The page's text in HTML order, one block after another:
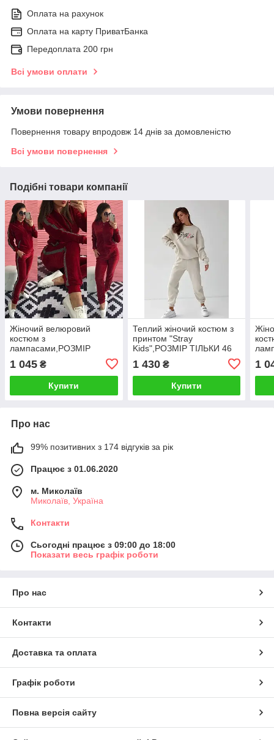
Оплата на рахунок
Оплата на карту ПриватБанка
Передоплата 200 грн
Всі умови оплати
Умови повернення
Повернення товару впродовж 14 днів за домовленістю
Всі умови повернення
Подібні товари компанії
Жіночий велюровий
костюм з
лампасами,РОЗМІР
1 045 ₴
Купити
Теплий жіночий костюм з
принтом "Stray
Kids",РОЗМІР ТІЛЬКИ 46
1 430₴
Купити
1
Про нас
99% позитивних з 174 відгуків за рік
Працює з 01.06.2020
м. Миколаїв
Миколаїв, Україна
Контакти
Сьогодні працює з 09:00 до 18:00
Показати весь графік роботи
Про нас
Контакти
Доставка та оплата
Графік роботи
Повна версія сайту